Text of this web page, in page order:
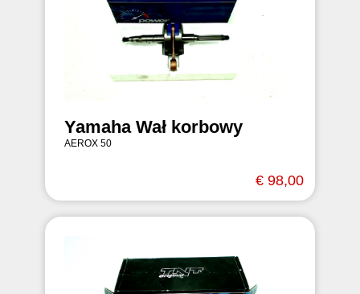
Yamaha Wał korbowy
AEROX 50
€ 98,00